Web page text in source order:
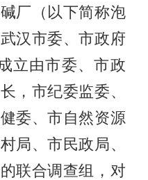
厂（以下简称泡
汉市委、市政府
立由市委、市政
，市纪委监委、
委、市自然资源
局、市民政局、
联合调查组，对